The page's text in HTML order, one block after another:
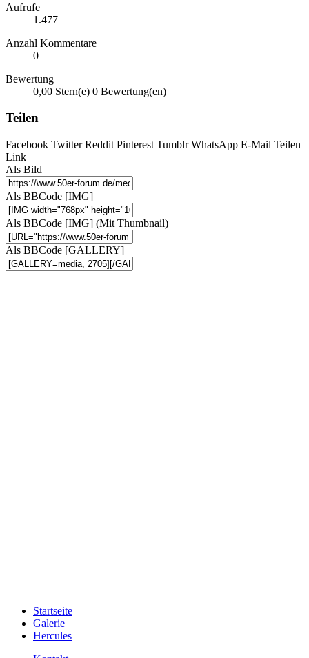
Aufrufe
1.477
Anzahl Kommentare
0
Bewertung
0,00 Stern(e) 0 Bewertung(en)
Teilen
Facebook Twitter Reddit Pinterest Tumblr WhatsApp E-Mail Teilen
Link
Als Bild
Als BBCode [IMG]
Als BBCode [IMG] (Mit Thumbnail)
Als BBCode [GALLERY]
Startseite
Galerie
Hercules